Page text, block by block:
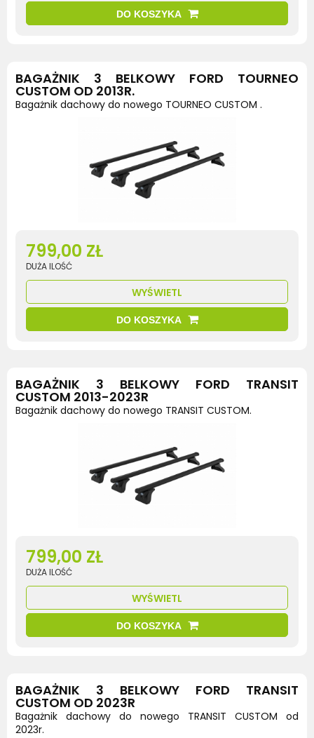
DO KOSZYKA
BAGAŻNIK 3 BELKOWY FORD TOURNEO
CUSTOM OD 2013R.
Bagażnik dachowy do nowego TOURNEO CUSTOM .
799,00 ZŁ
DUŻA ILOŚĆ
WYŚWIETL
DO KOSZYKA
BAGAŻNIK 3 BELKOWY FORD TRANSIT
CUSTOM 2013-2023R
Bagażnik dachowy do nowego TRANSIT CUSTOM.
799,00 ZŁ
DUŻA ILOŚĆ
WYŚWIETL
DO KOSZYKA
BAGAŻNIK 3 BELKOWY FORD TRANSIT
CUSTOM OD 2023R
Bagażnik dachowy do nowego TRANSIT CUSTOM od
2023r.